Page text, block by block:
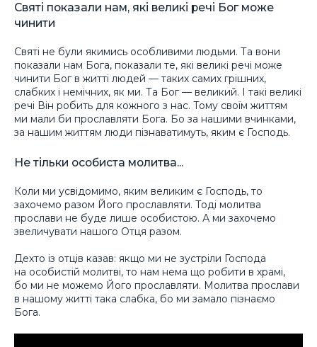
Святі показали нам, які великі речі Бог може
чинити
Святі не були якимись особливими людьми. Та вони
показали нам Бога, показали те, які великі речі може
чинити Бог в житті людей — таких самих грішних,
слабких і немічних, як ми. Та Бог — великий. І такі великі
речі Він робить для кожного з нас. Тому своїм життям
ми мали би прославляти Бога. Бо за нашими вчинками,
за нашим життям люди пізнаватимуть, яким є Господь.
Не тільки особиста молитва...
Коли ми усвідомимо, яким великим є Господь, то
захочемо разом Його прославляти. Тоді молитва
прослави не буде лише особистою. А ми захочемо
звеличувати нашого Отця разом.
Дехто із отців казав: якщо ми не зустріли Господа
на особистій молитві, то нам нема що робити в храмі,
бо ми не можемо Його прославляти. Молитва прослави
в нашому житті така слабка, бо ми замало пізнаємо
Бога.